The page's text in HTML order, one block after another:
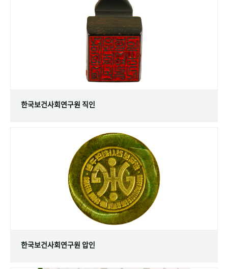
숫자로 보는 50년 50+1
한국보건사회연구원 직인
한국보건사회연구원 압인